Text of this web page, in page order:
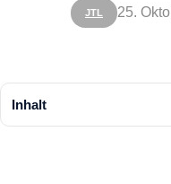
JTL 25.
Inhalt